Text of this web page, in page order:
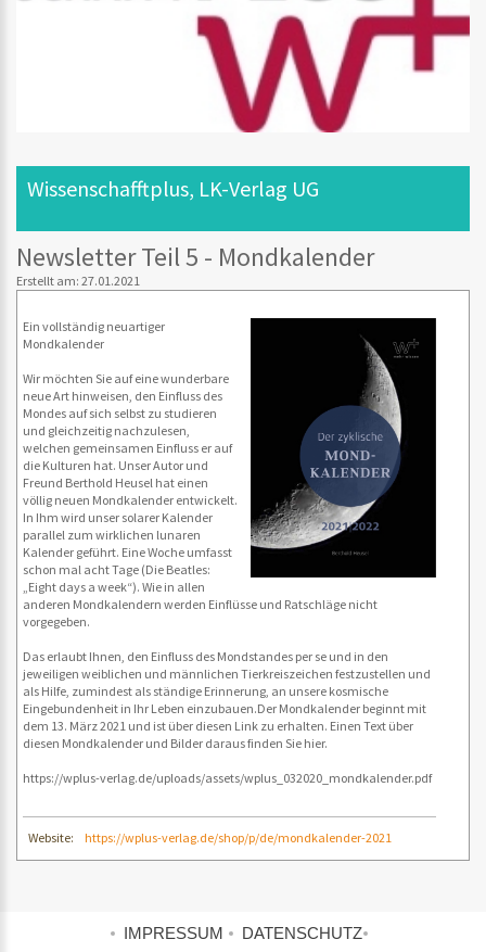
Wissenschafftplus, LK-Verlag UG
Newsletter Teil 5 - Mondkalender
Erstellt am: 27.01.2021
Ein vollständig neuartiger
Mondkalender
Wir möchten Sie auf eine wunderbare
neue Art hinweisen, den Einfluss des
Mondes auf sich selbst zu studieren
und gleichzeitig nachzulesen,
welchen gemeinsamen Einfluss er auf
die Kulturen hat. Unser Autor und
Freund Berthold Heusel hat einen
völlig neuen Mondkalender entwickelt.
In Ihm wird unser solarer Kalender
parallel zum wirklichen lunaren
Kalender geführt. Eine Woche umfasst
schon mal acht Tage (Die Beatles:
„Eight days a week“). Wie in allen
anderen Mondkalendern werden Einflüsse und Ratschläge nicht
vorgegeben.
Das erlaubt Ihnen, den Einfluss des Mondstandes per se und in den
jeweiligen weiblichen und männlichen Tierkreiszeichen festzustellen und
als Hilfe, zumindest als ständige Erinnerung, an unsere kosmische
Eingebundenheit in Ihr Leben einzubauen.Der Mondkalender beginnt mit
dem 13. März 2021 und ist über diesen Link zu erhalten. Einen Text über
diesen Mondkalender und Bilder daraus finden Sie hier.
https://wplus-verlag.de/uploads/assets/wplus_032020_mondkalender.pdf
Website: https://wplus-verlag.de/shop/p/de/mondkalender-2021
IMPRESSUM DATENSCHUTZ